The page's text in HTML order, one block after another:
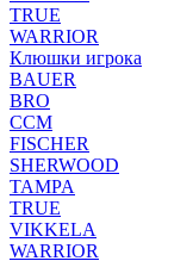
TRUE
WARRIOR
Клюшки игрока
BAUER
BRO
CCM
FISCHER
SHERWOOD
TAMPA
TRUE
VIKKELA
WARRIOR